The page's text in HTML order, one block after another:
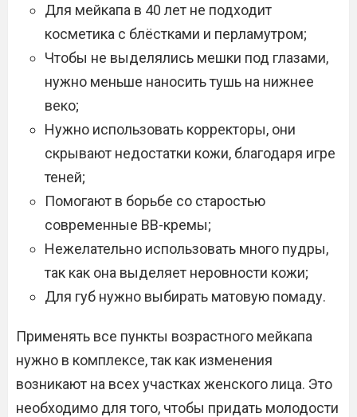
Для мейкапа в 40 лет не подходит
косметика с блёстками и перламутром;
Чтобы не выделялись мешки под глазами,
нужно меньше наносить тушь на нижнее
веко;
Нужно использовать корректоры, они
скрывают недостатки кожи, благодаря игре
теней;
Помогают в борьбе со старостью
современные ВВ-кремы;
Нежелательно использовать много пудры,
так как она выделяет неровности кожи;
Для губ нужно выбирать матовую помаду.
Применять все пункты возрастного мейкапа
нужно в комплексе, так как изменения
возникают на всех участках женского лица. Это
необходимо для того, чтобы придать молодости